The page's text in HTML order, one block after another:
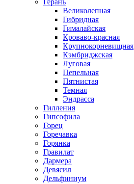
Великолепная
Гибридная
Гималайская
Кроваво-красная
Крупнокорневищная
Кэмбриджская
Луговая
Пепельная
Пятнистая
Темная
Эндрасса
Гилления
Гипсофила
Горец
Горечавка
Горянка
Гравилат
Дармера
Девясил
Дельфиниум